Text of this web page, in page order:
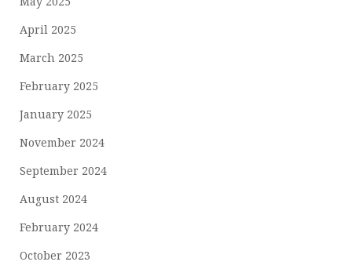
April 2025
March 2025
February 2025
January 2025
November 2024
September 2024
August 2024
February 2024
October 2023